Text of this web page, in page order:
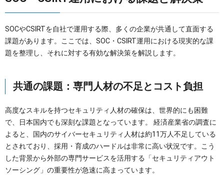
SOCやCSIRTを自社で運用する際、多くの企業が共通して直面する
課題があります。ここでは、SOC・CSIRT運用における現実的な課
題を整理し、それに対する有効な解決策を解説します。
共通の課題：専門人材の不足とコスト負担
高度なスキルを持つセキュリティ人材の確保は、世界的にも困難
で、日本国内でも深刻な課題となっています。 経済産業省の調査に
よると、国内のサイバーセキュリティ人材は約11万人不足している
とされており、採用・育成のハードルは非常に高い状況です。こう
した背景から外部の専門サービスを活用する「セキュリティアウト
ソーシング」の重要性が急速に高まっています。